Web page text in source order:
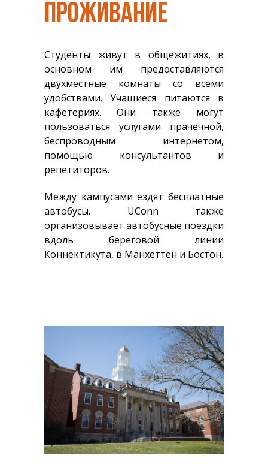
ПРОЖИВАНИЕ
Студенты живут в общежитиях, в
основном им предоставляются
двухместные комнаты со всеми
удобствами. Учащиеся питаются в
кафетериях. Они также могут
пользоваться услугами прачечной,
беспроводным интернетом,
помощью консультантов и
репетиторов.
Между кампусами ездят бесплатные
автобусы. UConn также
организовывает автобусные поездки
вдоль береговой линии
Коннектикута, в Манхеттен и Бостон.